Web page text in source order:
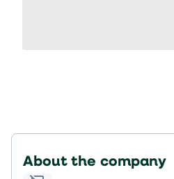
About the company